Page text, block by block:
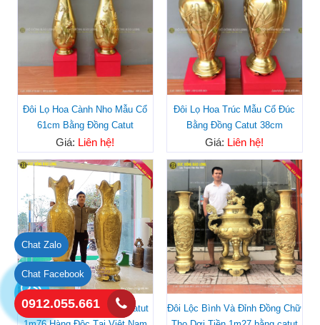
Chat Zalo
Chat Facebook
0912.055.661
Đôi Lọ Hoa Cành Nho Mẫu Cổ
61cm Bằng Đồng Catut
Giá: Liên hệ!
Đôi Lọ Hoa Trúc Mẫu Cổ Đúc
Bằng Đồng Catut 38cm
Giá: Liên hệ!
Đôi Lộc Bình Bằng Đồng Catut
Đôi Lộc Bình Và Đỉnh Đồng Chữ